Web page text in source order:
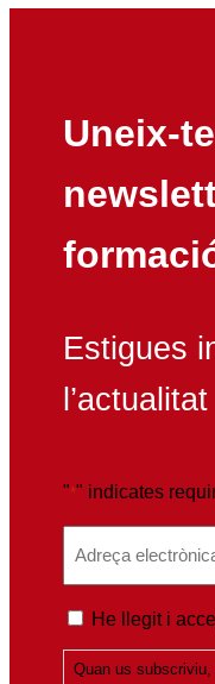
Uneix-
Estigues
l’actualitat
"*" indicates
P
o
He llegit i
Quan us